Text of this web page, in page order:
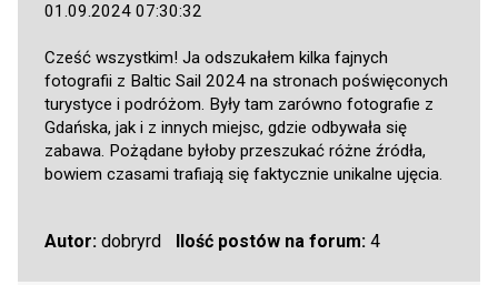
01.09.2024 07:30:32
Cześć wszystkim! Ja odszukałem kilka fajnych
fotografii z Baltic Sail 2024 na stronach poświęconych
turystyce i podróżom. Były tam zarówno fotografie z
Gdańska, jak i z innych miejsc, gdzie odbywała się
zabawa. Pożądane byłoby przeszukać różne źródła,
bowiem czasami trafiają się faktycznie unikalne ujęcia.
Autor: dobryrd Ilość postów na forum:4